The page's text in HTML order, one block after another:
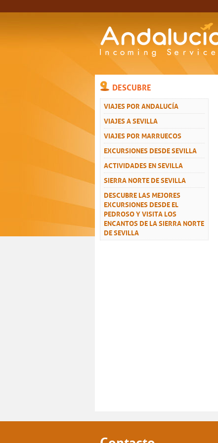
DESCUBRE
VIAJES POR ANDALUCÍA
VIAJES A SEVILLA
VIAJES POR MARRUECOS
EXCURSIONES DESDE SEVILLA
ACTIVIDADES EN SEVILLA
SIERRA NORTE DE SEVILLA
DESCUBRE LAS MEJORES
EXCURSIONES DESDE EL
PEDROSO Y VISITA LOS
ENCANTOS DE LA SIERRA NORTE
DE SEVILLA